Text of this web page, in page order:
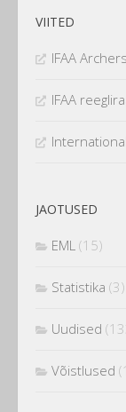
VIITED
IFAA
IFAA
JAOTUSED
EML (15)
Statistika (3)
Uudised
Võistlused